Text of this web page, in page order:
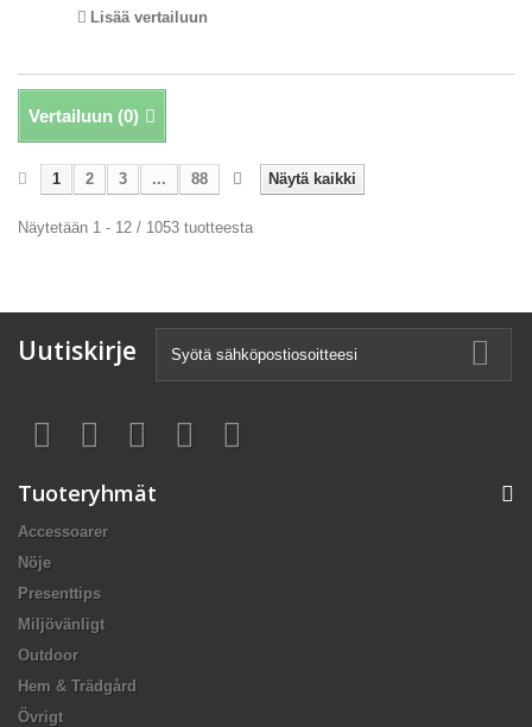
Lisää vertailuun
Vertailuun (0)
Näytä kaikki
1 2 3 ... 88
Näytetään 1 - 12 / 1053 tuotteesta
Uutiskirje
Tuoteryhmät
Accessoarer
Nöje
Presenttips
Miljövänligt
Outdoor
Hem & Trädgård
Övrigt